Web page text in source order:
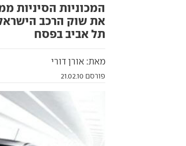
תל אביב בפסח
מאת: אורן דורי
פורסם 21.02.10